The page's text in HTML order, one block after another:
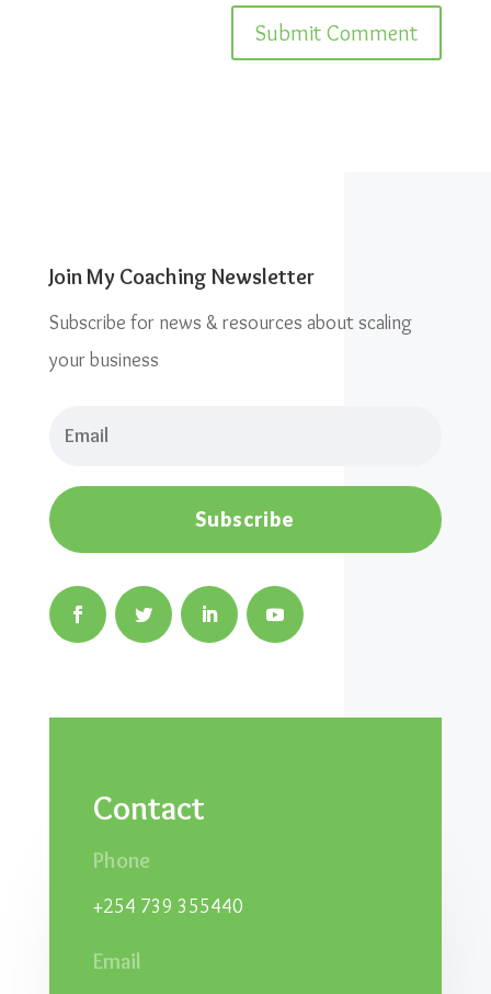
Join My Coaching Newsletter
Subscribe for news & resources about scaling
your business
Subscribe
Contact
Phone
+254 739 355440
Email